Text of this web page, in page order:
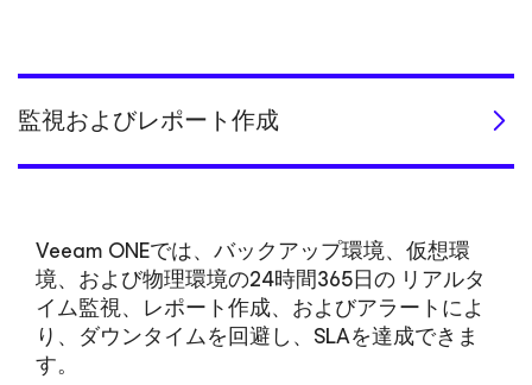
監視およびレポート作成
Veeam ONEでは、バックアップ環境、仮想環
境、および物理環境の24時間365日の リアルタ
イム監視、レポート作成、 およびアラートによ
り、ダウンタイムを回避し、SLAを達成できま
す。